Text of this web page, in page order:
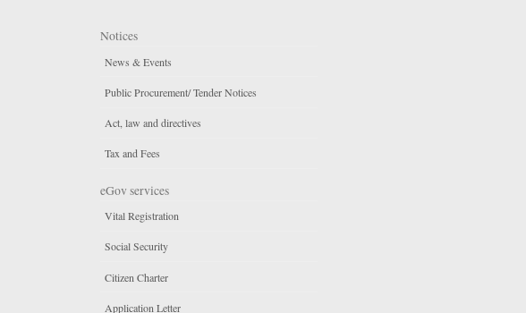
Notices
News & Events
Public Procurement/ Tender Notices
Act, law and directives
Tax and Fees
eGov services
Vital Registration
Social Security
Citizen Charter
Application Letter